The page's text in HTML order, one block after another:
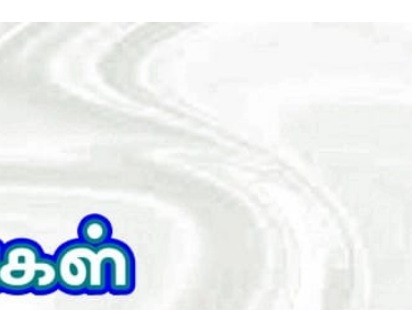
ZAKAAH (In the light of Qur an and Sunnah)